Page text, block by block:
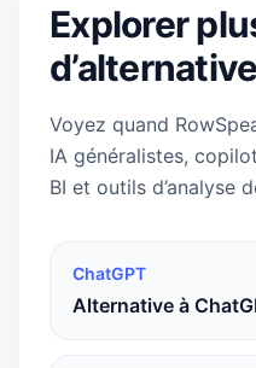
Explorer
Voyez quand
IA généralistes,
BI et outils d’analyse
ChatGPT
Alternative à